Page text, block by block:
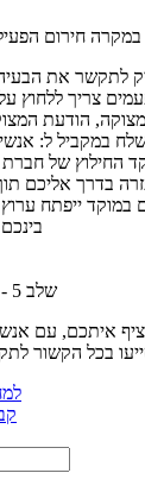
לתקשר את
הודעת
במקביל ל:
החילוץ של
בדרך אליכם
ייפתח
שלב 5 - במהלך אירוע מצוקה
איתכם, עם
בכל הקשור